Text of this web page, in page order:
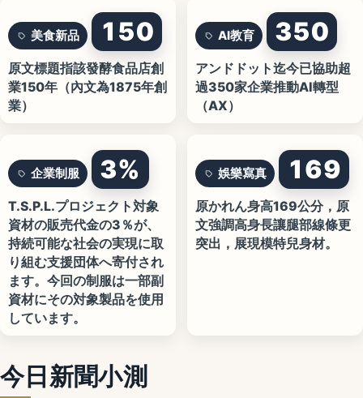
美食新品 150
原文標題指該發酵食品店創
業150年（內文為1875年創
業）
AI教育 350
アンドドット迄今已協助超
過350家企業推動AI轉型
（AX）
企業制服 3%
T.S.P.L.プロジェクト対象
資材の販売代金の3％が、
持続可能な社会の実現に取
り組む支援団体へ寄付され
ます。今回の制服は一部副
資材にその対象製品を使用
しています。
娛樂寫真 169
原かれん身高169公分，原
文強調高身長讓腿部線條更
突出，展現模特兒身材。
今日新聞小測